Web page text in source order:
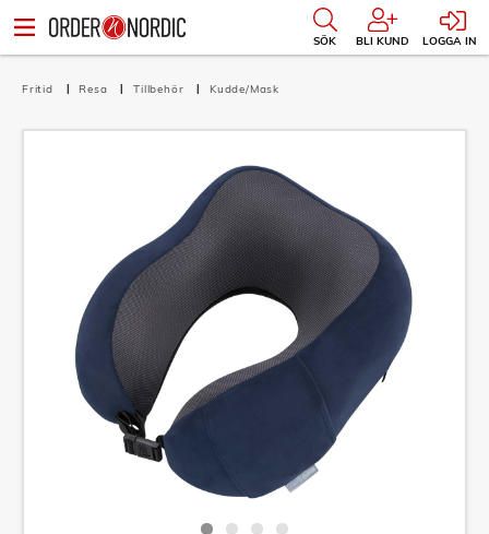
SÖK BLI KUND LOGGA IN
Fritid Resa Tillbehör Kudde/Mask